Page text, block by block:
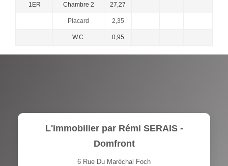
1ER Chambre 2 27,27
Placard 2,35
W.C. 0,95
L'immobilier par Rémi SERAIS -
Domfront
6 Rue Du Maréchal Foch